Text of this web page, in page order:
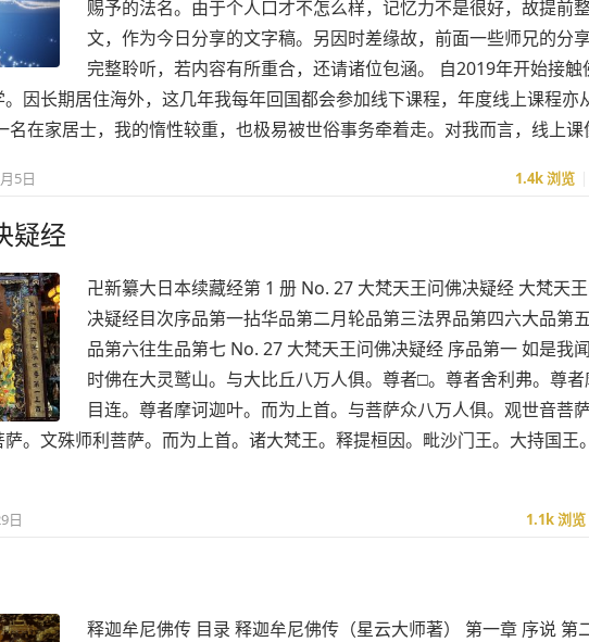
赐予的法名。由于个人口才不怎么样，记忆力不是很好，故提前
文，作为今日分享的文字稿。另因时差缘故，前面一些师兄的分
完整聆听，若内容有所重合，还请诸位包涵。 自2019年开始接触
因长期居住海外，这几年我每年回国都会参加线下课程，年度线上课程亦
名在家居士，我的惰性较重，也极易被世俗事务牵着走。对我而言，线上
5日 1.4k浏览
疑经
卍新纂大日本续藏经第 1 册 No. 27 大梵天王问佛决疑经 大梵天
决疑经目次序品第一拈华品第二月轮品第三法界品第四六大品第
品第六往生品第七 No. 27 大梵天王问佛决疑经 序品第一 如是我
时佛在大灵鹫山。与大比丘八万人俱。尊者□。尊者舍利弗。尊
目连。尊者摩诃迦叶。而为上首。与菩萨众八万人俱。观世音菩
。文殊师利菩萨。而为上首。诸大梵王。释提桓因。毗沙门王。大持国王
日 1.1k浏览
释迦牟尼佛传 目录 释迦牟尼佛传（星云大师著） 第一章 序说 第